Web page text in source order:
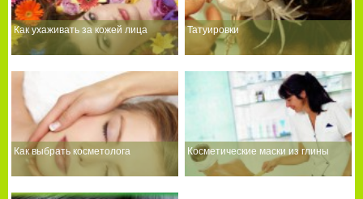
Как ухаживать за кожей лица Татуировки
Как выбрать косметолога Косметические маски из глины